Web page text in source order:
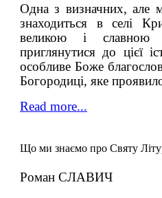
Одна з визначних, але
знаходиться в селі
великою і славною
приглянутися до цієї
особливе Боже
Богородиці, яке
Read more...
Що ми знаємо про Святу
Роман СЛАВИЧ